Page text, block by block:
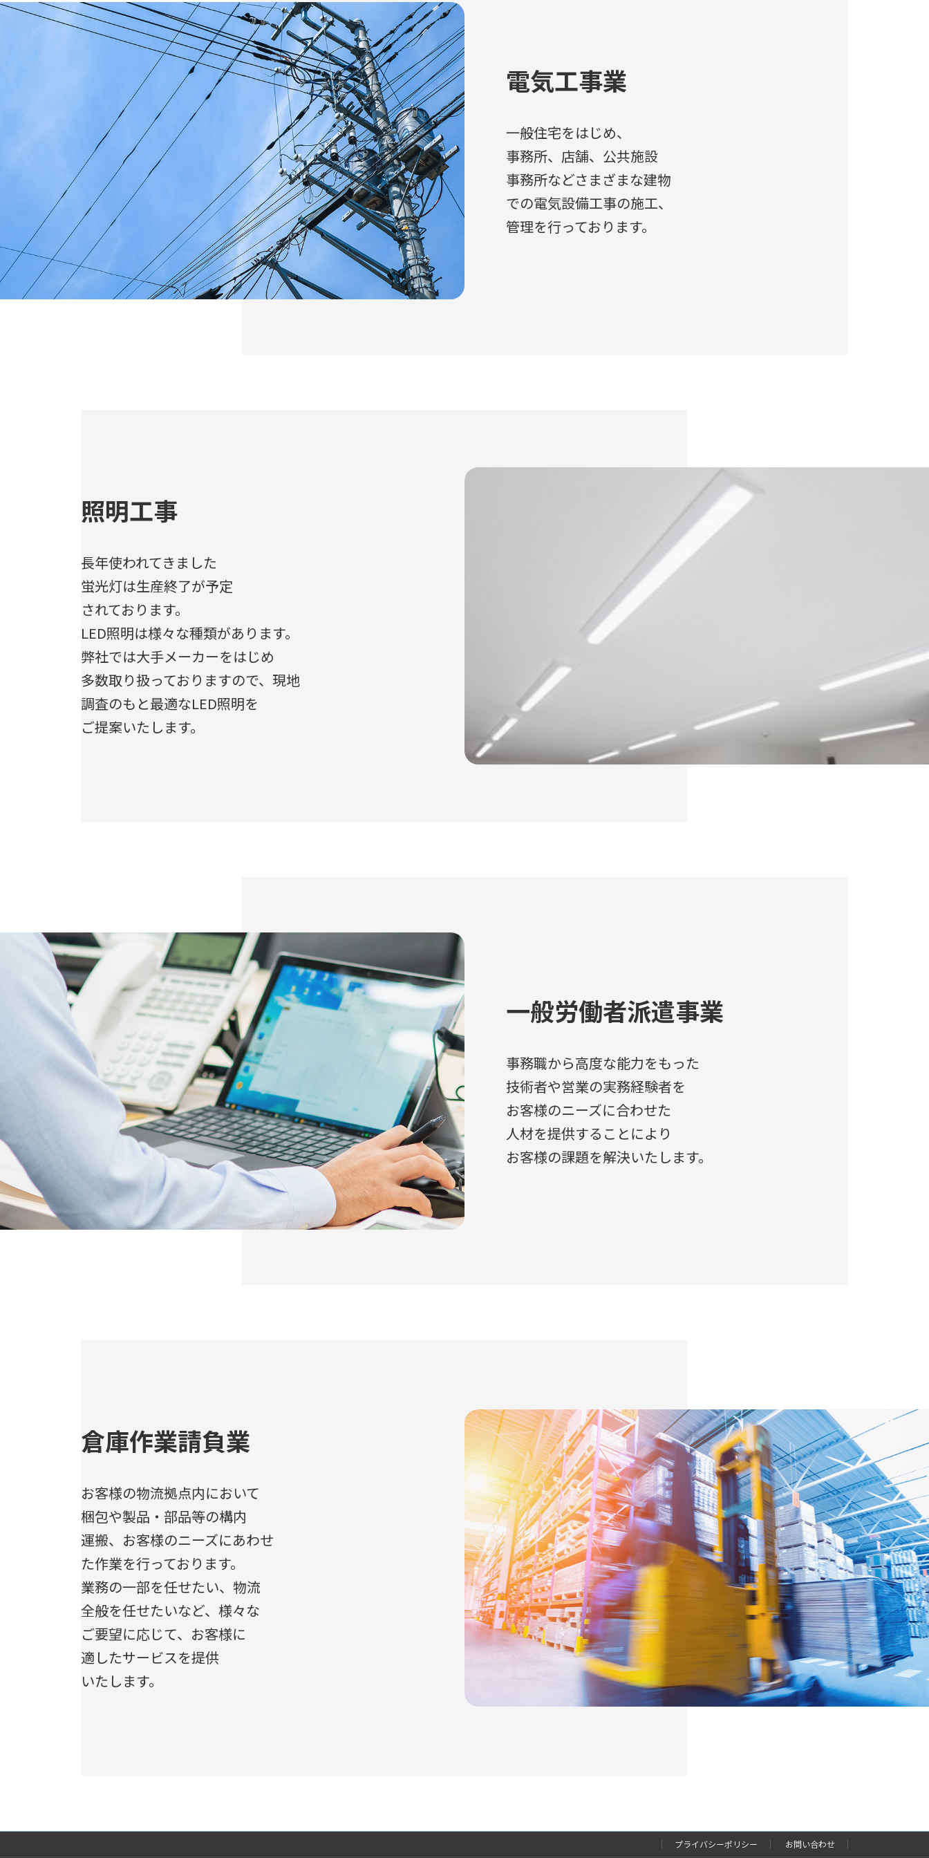
電気工事業
一般住宅をはじめ、
事務所、店舗、公共施設
事務所などさまざまな建物
での電気設備工事の施工、
管理を行っております。
照明工事
長年使われてきました
蛍光灯は生産終了が予定
されております。
LED照明は様々な種類があります。
弊社では大手メーカーをはじめ
多数取り扱っておりますので、現地
調査のもと最適なLED照明を
ご提案いたします。
一般労働者派遣事業
事務職から高度な能力をもった
技術者や営業の実務経験者を
お客様のニーズに合わせた
人材を提供することにより
お客様の課題を解決いたします。
倉庫作業請負業
お客様の物流拠点内において
梱包や製品・部品等の構内
運搬、お客様のニーズにあわせ
た作業を行っております。
業務の一部を任せたい、物流
全般を任せたいなど、様々な
ご要望に応じて、お客様に
適したサービスを提供
いたします。
プライバシーポリシー お問い合わせ